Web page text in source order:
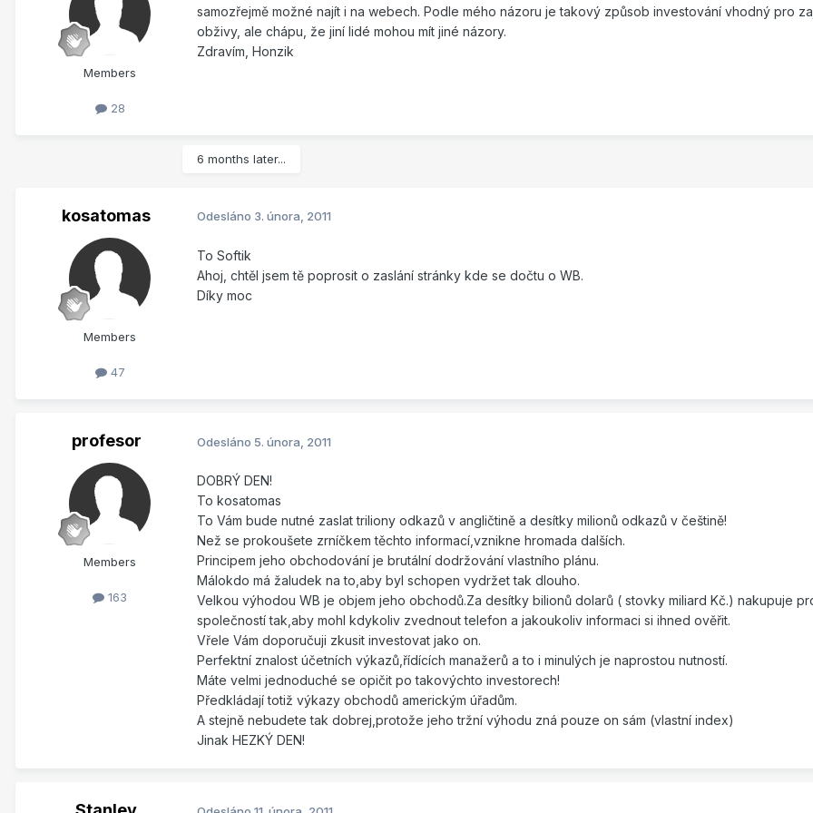
Members
28
samozřejmě možné najít i na webech. Podle mého názoru je takový způsob investování vhodný pro
obživy, ale chápu, že jiní lidé mohou mít jiné názory.
Zdravím, Honzik
6 months later...
kosatomas
Members
47
Odesláno 3. února, 2011
To Softik
Ahoj, chtěl jsem tě poprosit o zaslání stránky kde se dočtu o WB.
Díky moc
profesor
Members
163
Odesláno 5. února, 2011
DOBRÝ DEN!
To kosatomas
To Vám bude nutné zaslat triliony odkazů v angličtině a desítky milionů odkazů v češtině!
Než se prokoušete zrníčkem těchto informací,vznikne hromada dalších.
Principem jeho obchodování je brutální dodržování vlastního plánu.
Málokdo má žaludek na to,aby byl schopen vydržet tak dlouho.
Velkou výhodou WB je objem jeho obchodů.Za desítky bilionů dolarů ( stovky miliard Kč.) nakupuje
společností tak,aby mohl kdykoliv zvednout telefon a jakoukoliv informaci si ihned ověřit.
Vřele Vám doporučuji zkusit investovat jako on.
Perfektní znalost účetních výkazů,řídících manažerů a to i minulých je naprostou nutností.
Máte velmi jednoduché se opičit po takovýchto investorech!
Předkládají totiž výkazy obchodů americkým úřadům.
A stejně nebudete tak dobrej,protože jeho tržní výhodu zná pouze on sám (vlastní index)
Jinak HEZKÝ DEN!